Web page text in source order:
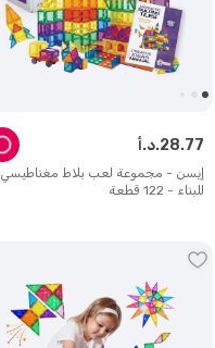
إيسن - مجموعة لعب بلاط مغناطيسي
للبناء - 122 قطعة
د.أ.28.77